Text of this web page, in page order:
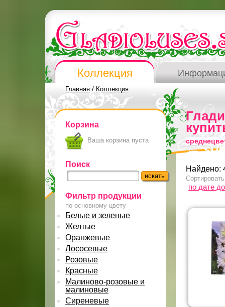
Коллекция
Главная / Коллекция
Корзина
Ваша корзина пуста
Поиск
Фильтр продукции
по основному цвету
Белые и зеленые
Желтые
Оранжевые
Лососевые
Розовые
Красные
Малиново-розовые и
малиновые
Сиреневые
Найдено:
по дате